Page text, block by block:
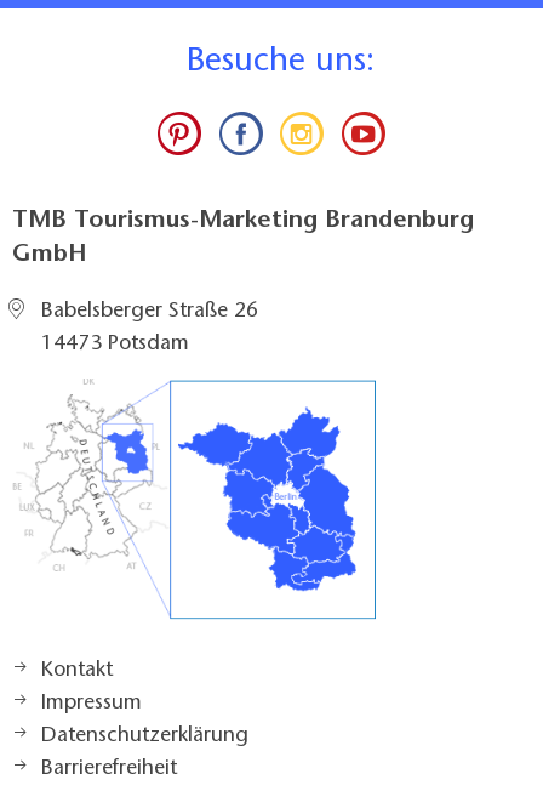
Besuche uns:
TMB Tourismus-Marketing Brandenburg
GmbH
Babelsberger Straße 26
14473 Potsdam
Kontakt
Impressum
Datenschutzerklärung
Barrierefreiheit